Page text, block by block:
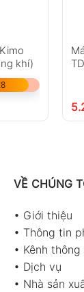
khí)
VỀ CHÚNG
• Giới thiệu
• Thông tin
• Kênh thông
• Dịch vụ
• Nhà sản